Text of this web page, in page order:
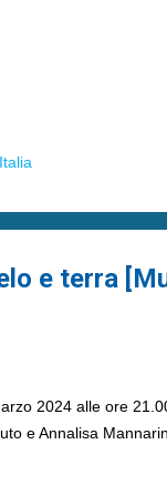
e terra
2024 alle ore
e Annalisa